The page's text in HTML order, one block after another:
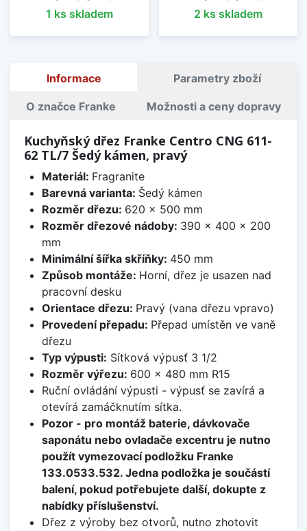
1 ks skladem 2 ks skladem
Informace Parametry zboží
O značce Franke Možnosti a ceny dopravy
Kuchyňský dřez Franke Centro CNG 611-
62 TL/7 Šedý kámen, pravý
Materiál: Fragranite
Barevná varianta: Šedý kámen
Rozměr dřezu: 620 x 500 mm
Rozměr dřezové nádoby: 390 x 400 x 200
mm
Minimální šířka skříňky: 450 mm
Způsob montáže: Horní, dřez je usazen nad
pracovní desku
Orientace dřezu: Pravý (vana dřezu vpravo)
Provedení přepadu: Přepad umístěn ve vaně
dřezu
Typ výpusti: Sítková výpusť 3 1/2
Rozměr výřezu: 600 x 480 mm R15
Ruční ovládání výpusti - výpusť se zavírá a
otevírá zamáčknutím sítka.
Pozor - pro montáž baterie, dávkovače
saponátu nebo ovladače excentru je nutno
použít vymezovací podložku Franke
133.0533.532. Jedna podložka je součástí
balení, pokud potřebujete další, dokupte z
nabídky příslušenství.
Dřez z výroby bez otvorů, nutno zhotovit